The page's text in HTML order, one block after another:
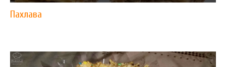
Пахлава